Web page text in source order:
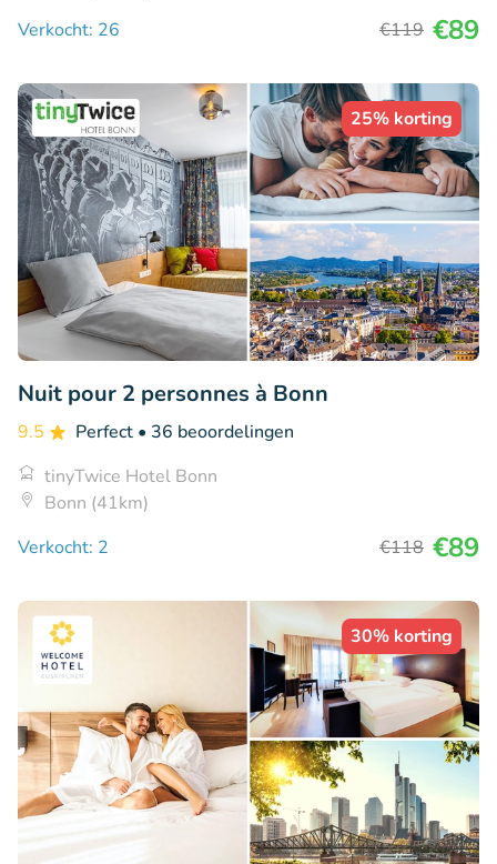
Verkocht: 26
€119 €89
25% korting
Nuit pour 2 personnes à Bonn
9.5 Perfect • 36 beoordelingen
tinyTwice Hotel Bonn
Bonn (41km)
Verkocht: 2
€118 €89
30% korting